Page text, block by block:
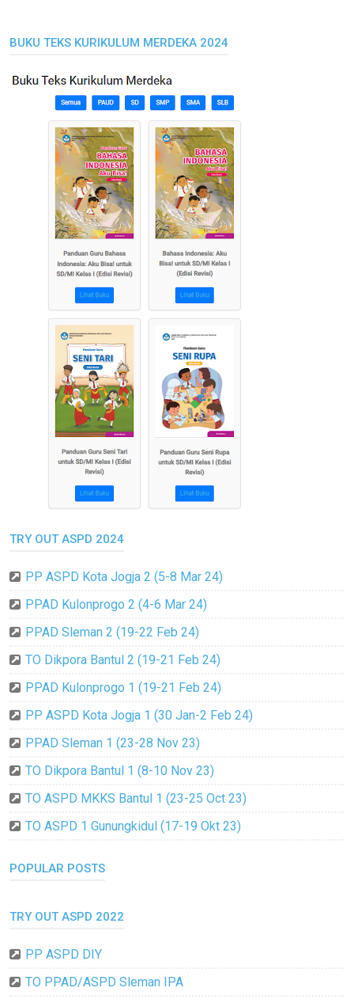
BUKU TEKS KURIKULUM MERDEKA 2024
TRY OUT ASPD 2024
PP ASPD Kota Jogja 2 (5-8 Mar 24)
PPAD Kulonprogo 2 (4-6 Mar 24)
PPAD Sleman 2 (19-22 Feb 24)
TO Dikpora Bantul 2 (19-21 Feb 24)
PPAD Kulonprogo 1 (19-21 Feb 24)
PP ASPD Kota Jogja 1 (30 Jan-2 Feb 24)
PPAD Sleman 1 (23-28 Nov 23)
TO Dikpora Bantul 1 (8-10 Nov 23)
TO ASPD MKKS Bantul 1 (23-25 Oct 23)
TO ASPD 1 Gunungkidul (17-19 Okt 23)
POPULAR POSTS
TRY OUT ASPD 2022
PP ASPD DIY
TO PPAD/ASPD Sleman IPA